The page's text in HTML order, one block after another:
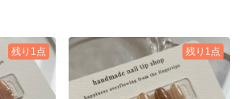
残り1点 残り1点